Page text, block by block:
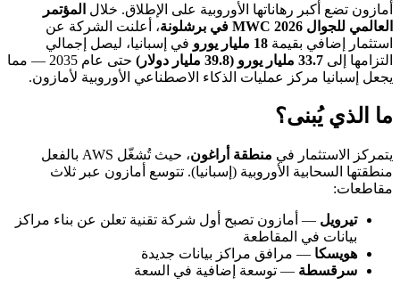
أمازون تضع أكبر رهاناتها الأوروبية على الإطلاق. خلال المؤتمر
العالمي للجوال MWC 2026 في برشلونة
، أعلنت الشركة عن
استثمار إضافي بقيمة18 مليار يورو
في إسبانيا، ليصل إجمالي
التزامها إلى 33.7 مليار يورو (39.8 مليار دولار)
حتى عام 2035 — مما
يجعل إسبانيا مركز عمليات الذكاء الاصطناعي الأوروبية لأمازون.
ما الذي يُبنى؟
يتمركز الاستثمار في منطقة أراغون
، حيث تُشغّل AWS بالفعل
منطقتها السحابية الأوروبية (إسبانيا). تتوسع أمازون عبر ثلاث
مقاطعات:
تيرويل — أمازون تصبح أول شركة تقنية تعلن عن بناء مراكز
بيانات في المقاطعة
هويسكا— مرافق مراكز بيانات جديدة
سرقسطة— توسعة إضافية في السعة